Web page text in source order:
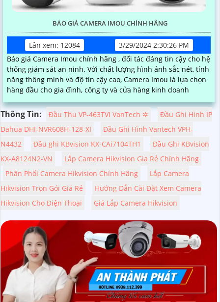
BÁO GIÁ CAMERA IMOU CHÍNH HÃNG
Lần xem: 12084
3/29/2024 2:30:26 PM
Báo giá Camera Imou chính hãng , đối tác đáng tin cậy cho hệ
thống giám sát an ninh. Với chất lượng hình ảnh sắc nét, tính
năng thông minh và độ tin cậy cao, Camera Imou là lựa chọn
hàng đầu cho gia đình, công ty và cửa hàng kinh doanh
Thông Tin: Đầu Thu VP-463TVI VanTech ✲
Đầu Ghi Hình IP
Dahua DHI-NVR608H-128-XI
Đầu Ghi Hình Vantech VPH-
N4432
Đầu ghi KBvision KX-CAi7104TH1
Đầu Ghi KBvision
KX-A8124N2-VN
Lắp Camera Hikvision Gia Rẻ Chính Hãng
Phân Phối Camera Hikvision Chính Hãng
Lắp Camera
Hikvision Trọn Gói Giá Rẻ
Hướng Dẫn Cài Đặt Xem Camera
Hikvision Cho Điện Thoại
Giá Lắp Camera Hikvision